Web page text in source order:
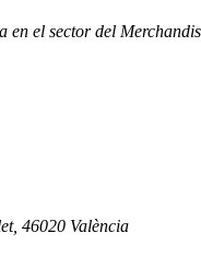
en el sector del
46020 València